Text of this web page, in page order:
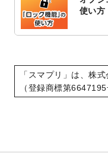
2022/9/5
年賀状
2022/9/5
喪中
2022/8/24
印刷
た！
使い方
「スマプリ」は、株
（登録商標第6647195